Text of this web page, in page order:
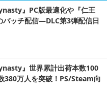
』PC版最適化や『仁王
パッチ配信―DLC第3弾配信日
』世界累計出荷本数100
380万人を突破！PS/Steam向